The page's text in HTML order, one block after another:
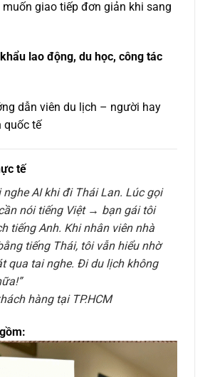
giao tiếp đơn giản khi sang
lao động, du học, công tác
dẫn viên du lịch – người hay
quốc tế
tế
nghe AI khi đi Thái Lan. Lúc gọi
nói tiếng Việt → bạn gái tôi
tiếng Anh. Khi nhân viên nhà
tiếng Thái, tôi vẫn hiểu nhờ
qua tai nghe. Đi du lịch không
hàng tại TP.HCM